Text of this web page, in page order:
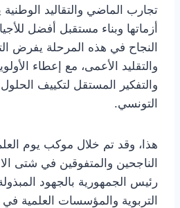
تجارب الماضي والتقاليد الوطنية
أزماتها وبناء مستقبل أفضل
النجاح في هذه المرحلة يفرض
والتقليد الأعمى، مع إعطاء
والتفكير المستقل لتكييف
التونسي.
هذا، وقد تم خلال موكب يوم
الناجحين والمتفوقين في شتى
رئيس الجمهورية بالجهود
التربوية والمؤسسات العلمية